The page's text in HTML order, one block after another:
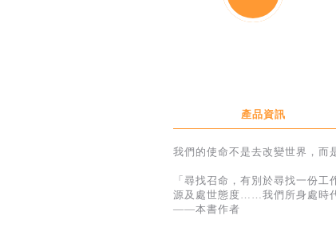
產品資訊
我們的使命不是去改變世界，而
「尋找召命，有別於尋找一份
源及處世態度……我們所身處時
——本書作者